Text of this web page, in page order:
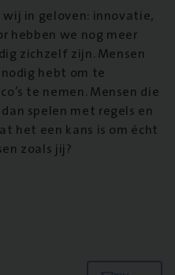
in geloven: innovatie,
hebben we nog meer
zichzelf zijn. Mensen
hebt om te
te nemen. Mensen die
spelen met regels en
het een kans is om écht
zoals jij?